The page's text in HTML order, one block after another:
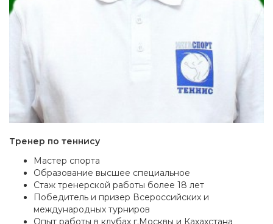
Тренер по теннису
Мастер спорта
Образование высшее специальное
Стаж тренерской работы более 18 лет
Победитель и призер Всероссийских и
международных турниров
Опыт работы в клубах г.Москвы и Кахахстана